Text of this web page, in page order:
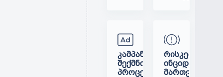
ᲙᲐᲛᲞᲐᲜᲘᲔᲑᲘᲡ
ᲨᲔᲥᲛᲜᲘᲡ
ᲞᲠᲝᲪᲔᲡᲘ
ᲠᲘᲡᲙᲔᲑᲘᲡ
ᲘᲜᲪᲘᲓᲔᲜᲢᲔᲑᲘᲡ
ᲛᲐᲠᲗᲕᲐ